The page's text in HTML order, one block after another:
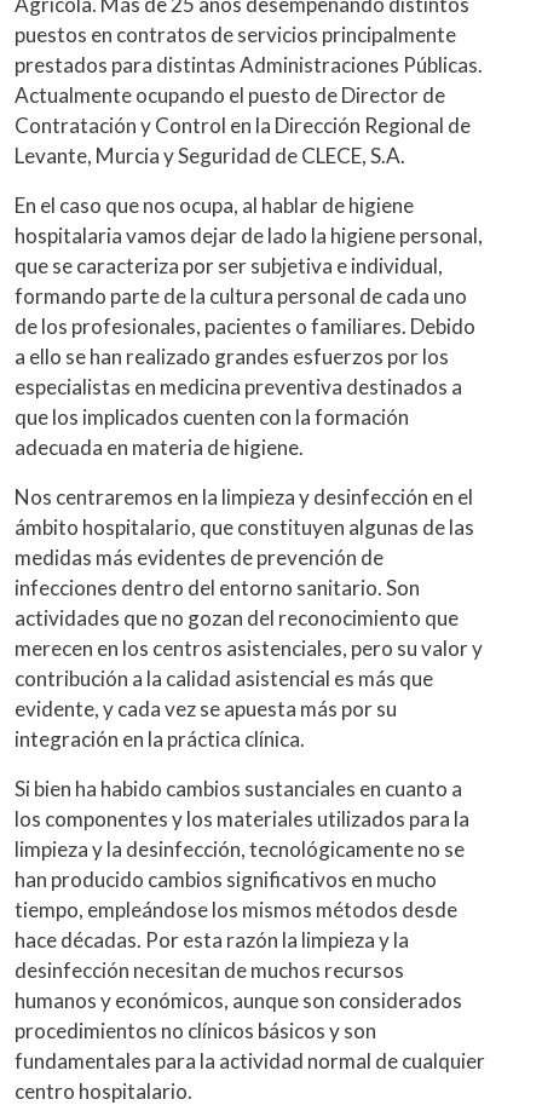
puestos en contratos de servicios principalmente
prestados para distintas Administraciones Públicas.
Actualmente ocupando el puesto de Director de
Contratación y Control en la Dirección Regional de
Levante, Murcia y Seguridad de CLECE, S.A.
En el caso que nos ocupa, al hablar de higiene
hospitalaria vamos dejar de lado la higiene personal,
que se caracteriza por ser subjetiva e individual,
formando parte de la cultura personal de cada uno
de los profesionales, pacientes o familiares. Debido
a ello se han realizado grandes esfuerzos por los
especialistas en medicina preventiva destinados a
que los implicados cuenten con la formación
adecuada en materia de higiene.
Nos centraremos en la limpieza y desinfección en el
ámbito hospitalario, que constituyen algunas de las
medidas más evidentes de prevención de
infecciones dentro del entorno sanitario. Son
actividades que no gozan del reconocimiento que
merecen en los centros asistenciales, pero su valor y
contribución a la calidad asistencial es más que
evidente, y cada vez se apuesta más por su
integración en la práctica clínica.
Si bien ha habido cambios sustanciales en cuanto a
los componentes y los materiales utilizados para la
limpieza y la desinfección, tecnológicamente no se
han producido cambios significativos en mucho
tiempo, empleándose los mismos métodos desde
hace décadas. Por esta razón la limpieza y la
desinfección necesitan de muchos recursos
humanos y económicos, aunque son considerados
procedimientos no clínicos básicos y son
fundamentales para la actividad normal de cualquier
centro hospitalario.